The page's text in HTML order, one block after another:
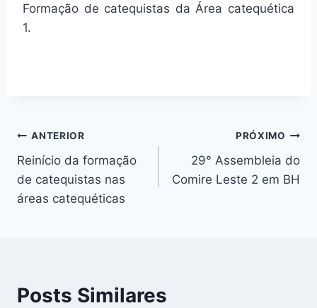
Formação de catequistas da Área catequética
1.
Navegação
de
Post
ANTERIOR
Reinício da formação
de catequistas nas
áreas catequéticas
PRÓXIMO
29° Assembleia do
Comire Leste 2 em BH
Posts Similares